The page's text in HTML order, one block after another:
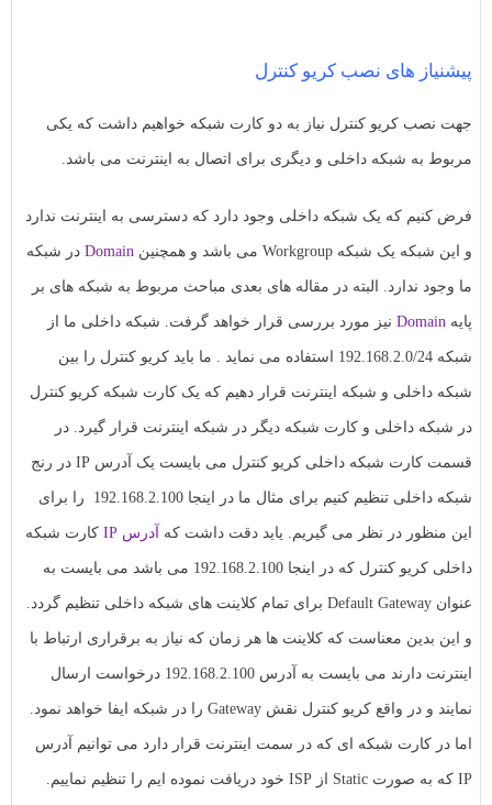
پیشنیاز های نصب کریو کنترل
جهت نصب کریو کنترل نیاز به دو کارت شبکه خواهیم داشت که یکی
مربوط به شبکه داخلی و دیگری برای اتصال به اینترنت می باشد.
فرض کنیم که یک شبکه داخلی وجود دارد که دسترسی به اینترنت ندارد
و این شبکه یک شبکه Workgroup می باشد و همچنین Domainدر شبکه
ما وجود ندارد. البته در مقاله های بعدی مباحث مربوط به شبکه های بر
پایهDomainنیز مورد بررسی قرار خواهد گرفت. شبکه داخلی ما از
شبکه 192.168.2.0/24 استفاده می نماید . ما باید کریو کنترل را بین
شبکه داخلی و شبکه اینترنت قرار دهیم که یک کارت شبکه کریو کنترل
در شبکه داخلی و کارت شبکه دیگر در شبکه اینترنت قرار گیرد. در
قسمت کارت شبکه داخلی کریو کنترل می بایست یک آدرس IP در رنج
شبکه داخلی تنظیم کنیم برای مثال ما در اینجا 192.168.2.100 را برای
این منظور در نظر می گیریم. یاید دقت داشت کهآدرس IP کارت شبکه
داخلی کریو کنترل که در اینجا 192.168.2.100 می باشد می بایست به
عنوان Default Gateway برای تمام کلاینت های شبکه داخلی تنظیم گردد.
و این بدین معناست که کلاینت ها هر زمان که نیاز به برقراری ارتباط با
اینترنت دارند می بایست به آدرس 192.168.2.100 درخواست ارسال
نمایند و در واقع کریو کنترل نقش Gateway را در شبکه ایفا خواهد نمود.
اما در کارت شبکه ای که در سمت اینترنت قرار دارد می توانیم آدرس
IP که به صورت Static از ISP خود دریافت نموده ایم را تنظیم نماییم.